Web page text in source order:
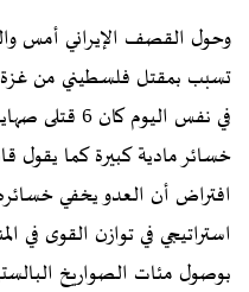
وحول القصف الإيراني أمس
تسبب بمقتل فلسطيني من غزة!
في نفس
خسائر مادية كبيرة كما يقول
افتراض أن العدو يخفي
استراتيجي في توازن القوى في
بوصول مئات الصواريخ